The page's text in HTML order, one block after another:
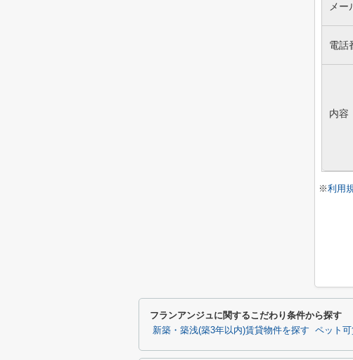
メー
電話
内容
※利用
フランアンジュに関するこだわり条件から探す
新築・築浅(築3年以内)賃貸物件を探す ペット